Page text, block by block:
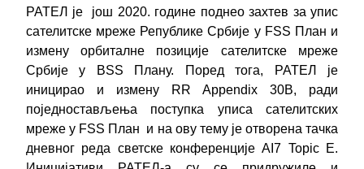
РАТЕЛ је још 2020. године поднео захтев за упис
сателитске мреже Републике Србије у FSS План и
измену орбиталне позиције сателитске мреже
Србије у BSS Плану. Поред тога, РАТЕЛ је
иницирао и измену RR Appendix 30B, ради
поједностављења поступка уписа сателитских
мреже у FSS План и на ову тему је отворена тачка
дневног реда светске конференције AI7 Topic Е.